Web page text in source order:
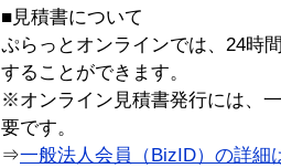
■見積書について
ぷらっとオンラインでは、24時
することができます。
※オンライン見積書発行には、
要です。
⇒一般法人会員（BizID）の詳細